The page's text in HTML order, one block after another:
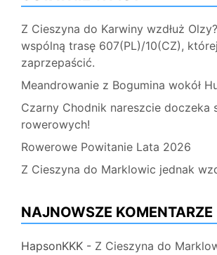
Z Cieszyna do Karwiny wzdłuż
wspólną trasę 607(PL)/10(CZ),
zaprzepaścić.
Meandrowanie z Bogumina wokół
Czarny Chodnik nareszcie doczeka
rowerowych!
Rowerowe Powitanie Lata 2026
Z Cieszyna do Marklowic jednak
NAJNOWSZE KOMENTARZE
HapsonKKK - Z Cieszyna do